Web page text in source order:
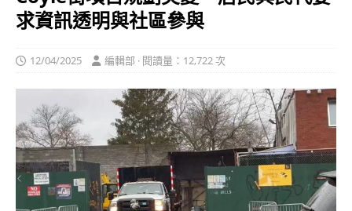
求資訊透明與社區參與
12/04/2025 編輯部 · 閱讀量：12,722 次